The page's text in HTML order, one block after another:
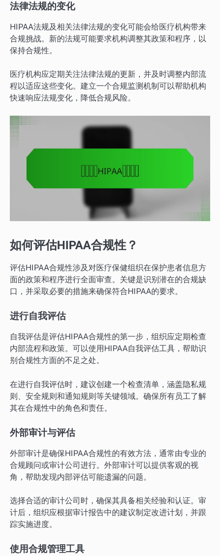
法律法规的变化
HIPAA法规及相关法律法规的变化可能会给医疗机构带来
合规挑战。新的法规可能要求机构调整其政策和程序，以
保持合规性。
医疗机构应定期关注法律法规的更新，并及时调整内部流
程以适应这些变化。建立一个合规监测机制可以帮助机构
快速响应法规变化，降低合规风险。
如何评估HIPAA合规性？
评估HIPAA合规性涉及对医疗保健组织在保护患者信息方
面的政策和程序进行全面审查。关键是识别潜在的合规缺
口，并采取必要的措施来确保符合HIPAA的要求。
进行自我评估
自我评估是评估HIPAA合规性的第一步，组织应定期检查
内部流程和政策。可以使用HIPAA自我评估工具，帮助识
别合规性方面的不足之处。
在进行自我评估时，建议创建一个检查清单，涵盖隐私规
则、安全规则和通知规则等关键领域。确保所有员工了解
其在合规性中的角色和责任。
外部审计与评估
外部审计是确保HIPAA合规性的有效方法，通常由专业的
合规顾问或审计公司进行。外部审计可以提供客观的视
角，帮助发现内部评估可能遗漏的问题。
选择合适的审计公司时，确保其具备相关经验和认证。审
计后，组织应根据审计报告中的建议制定改进计划，并跟
踪实施进度。
使用合规管理工具